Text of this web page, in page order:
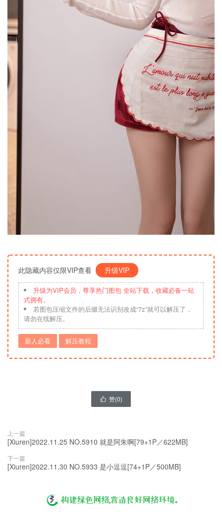
此隐藏内容仅限VIP查看 升级VIP
升级为VIP会员，尊享热门图包 全站下载，收藏必备一站
式拥有。
若图包压缩文件的后缀无法识别改成“7z”就可以解压了，
请勿在线解压。
新人必看 解压教程
 赞(0)
上一篇
[Xiuren]2022.11.25 NO.5910 就是阿朱啊[79+1P／622MB]
下一篇
[Xiuren]2022.11.30 NO.5933 是小逗逗[74+1P／500MB]